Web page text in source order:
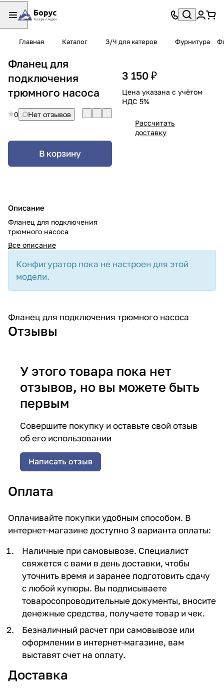
Главная Каталог З/Ч для катеров Фурнитура
Фланец для
подключения
трюмного насоса
0 Нет отзывов
В корзину
Описание
Фланец для подключения
трюмного насоса
Все описание
3 150 ₽
Цена указана с учётом
НДС 5%
Рассчитать
доставку
Конфигуратор пока не настроен для этой
модели.
Фланец для подключения трюмного насоса
Отзывы
У этого товара пока нет
отзывов, но вы можете быть
первым
Совершите покупку и оставьте свой отзыв
об его использовании
Написать отзыв
Оплата
Оплачивайте покупки удобным способом. В
интернет-магазине доступно 3 варианта оплаты:
Наличные при самовывозе. Специалист
свяжется с вами в день доставки, чтобы
уточнить время и заранее подготовить сдачу
с любой купюры. Вы подписываете
товаросопроводительные документы, вносите
денежные средства, получаете товар и чек.
Безналичный расчет при самовывозе или
оформлении в интернет-магазине, вам
выставят счет на оплату.
Доставка